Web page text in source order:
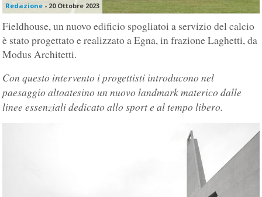
Redazione - 20 Ottobre 2023
Fieldhouse, un nuovo edificio spogliatoi a servizio del calcio
è stato progettato e realizzato a Egna, in frazione Laghetti, da
Modus Architetti.
Con questo intervento i progettisti introducono nel
paesaggio altoatesino un nuovo landmark materico dalle
linee essenziali dedicato allo sport e al tempo libero.